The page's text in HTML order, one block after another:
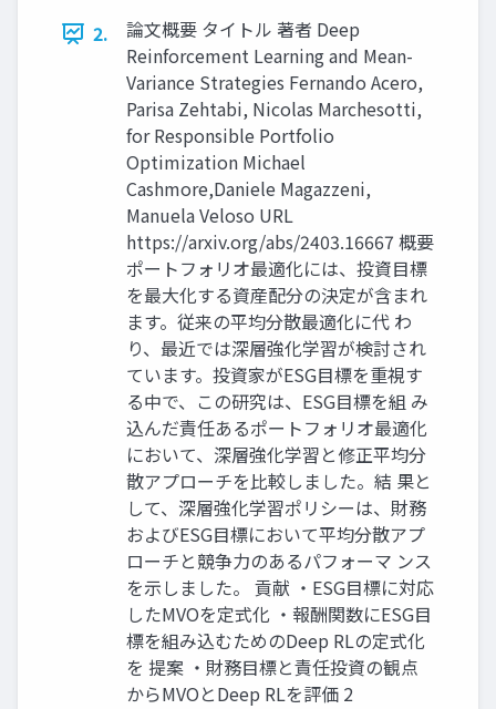
2.
論文概要 タイトル 著者 Deep
Reinforcement Learning and Mean-
Variance Strategies Fernando Acero,
Parisa Zehtabi, Nicolas Marchesotti,
for Responsible Portfolio
Optimization Michael
Cashmore,Daniele Magazzeni,
Manuela Veloso URL
https://arxiv.org/abs/2403.16667 概要
ポートフォリオ最適化には、投資目標
を最大化する資産配分の決定が含まれ
ます。従来の平均分散最適化に代 わ
り、最近では深層強化学習が検討され
ています。投資家がESG目標を重視す
る中で、この研究は、ESG目標を組 み
込んだ責任あるポートフォリオ最適化
において、深層強化学習と修正平均分
散アプローチを比較しました。結 果と
して、深層強化学習ポリシーは、財務
およびESG目標において平均分散アプ
ローチと競争力のあるパフォーマ ンス
を示しました。 貢献 ・ESG目標に対応
したMVOを定式化 ・報酬関数にESG目
標を組み込むためのDeep RLの定式化
を 提案 ・財務目標と責任投資の観点
からMVOとDeep RLを評価 2